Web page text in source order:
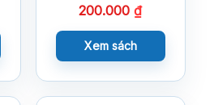
200.000₫
Xem sách